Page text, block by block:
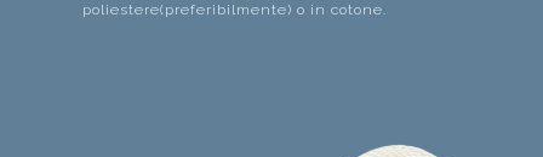
poliestere(preferibilmente) o in cotone.